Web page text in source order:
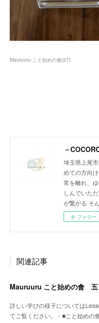
Mauruuru こと始めの會(27)
－
埼玉県上尾
めての方向
常を離れ、
しんでいた
が繋がる そ
フォロー
関連記事
Mauruuru こと始めの會 五
詳しい学びの様子については
てご覧ください。・■こと始め